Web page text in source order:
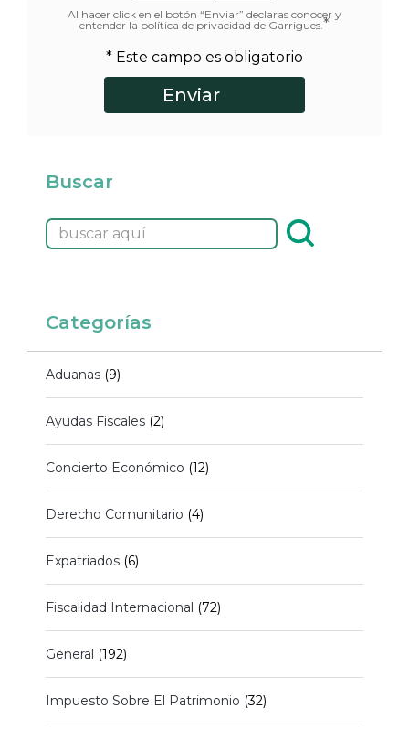
Al hacer click en el botón “Enviar” declaras conocer y
entender la política de privacidad de Garrigues. *
* Este campo es obligatorio
Buscar
Categorías
Aduanas (9)
Ayudas Fiscales (2)
Concierto Económico (12)
Derecho Comunitario (4)
Expatriados (6)
Fiscalidad Internacional (72)
General (192)
Impuesto Sobre El Patrimonio (32)